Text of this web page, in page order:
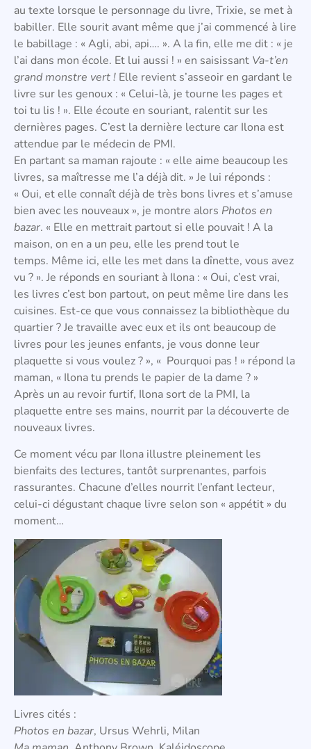
au texte lorsque le personnage du livre, Trixie, se met à
babiller. Elle sourit avant même que j’ai commencé à lire
le babillage : « Agli, abi, api…. ». A la fin, elle me dit : « je
l’ai dans mon école. Et lui aussi ! » en saisissant Va-t’en
grand monstre vert! Elle revient s’asseoir en gardant le
livre sur les genoux : « Celui-là, je tourne les pages et
toi tu lis ! ». Elle écoute en souriant, ralentit sur les
dernières pages. C’est la dernière lecture car Ilona est
attendue par le médecin de PMI.
En partant sa maman rajoute : « elle aime beaucoup les
livres, sa maîtresse me l’a déjà dit. » Je lui réponds :
« Oui, et elle connaît déjà de très bons livres et s’amuse
bien avec les nouveaux », je montre alors Photos en
bazar. « Elle en mettrait partout si elle pouvait ! A la
maison, on en a un peu, elle les prend tout le
temps. Même ici, elle les met dans la dînette, vous avez
vu ? ». Je réponds en souriant à Ilona : « Oui, c’est vrai,
les livres c’est bon partout, on peut même lire dans les
cuisines. Est-ce que vous connaissez la bibliothèque du
quartier ? Je travaille avec eux et ils ont beaucoup de
livres pour les jeunes enfants, je vous donne leur
plaquette si vous voulez ? », « Pourquoi pas ! » répond la
maman, « Ilona tu prends le papier de la dame ? »
Après un au revoir furtif, Ilona sort de la PMI, la
plaquette entre ses mains, nourrit par la découverte de
nouveaux livres.
Ce moment vécu par Ilona illustre pleinement les
bienfaits des lectures, tantôt surprenantes, parfois
rassurantes. Chacune d’elles nourrit l’enfant lecteur,
celui-ci dégustant chaque livre selon son « appétit » du
moment…
Livres cités :
Photos en bazar, Ursus Wehrli, Milan